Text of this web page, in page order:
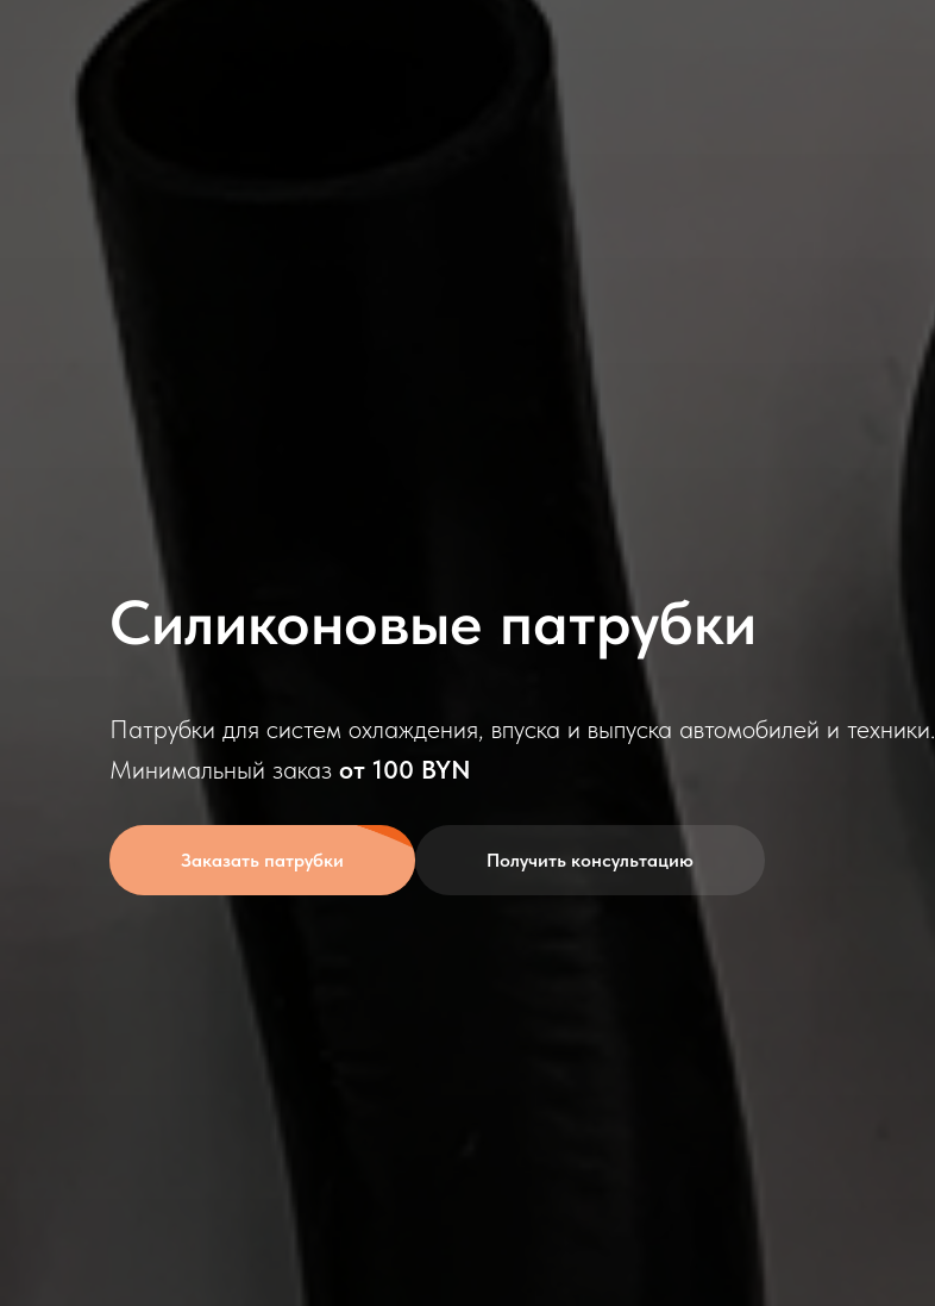
Силиконовые патрубки
Патрубки для систем охлаждения, впуска и выпуска автомобилей и техники.
Минимальный заказ от 100 BYN
Заказать патрубки Получить консультацию